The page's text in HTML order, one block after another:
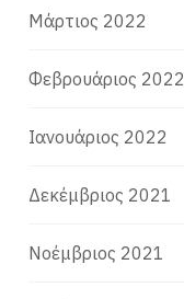
Μάρτιος 2022
Φεβρουάριος 2022
Ιανουάριος 2022
Δεκέμβριος 2021
Νοέμβριος 2021